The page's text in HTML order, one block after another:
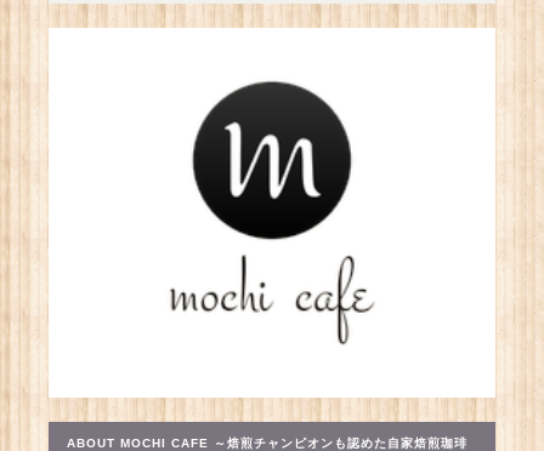
ABOUT MOCHI CAFE ～焙煎チャンピオンも認めた自家焙煎珈琲